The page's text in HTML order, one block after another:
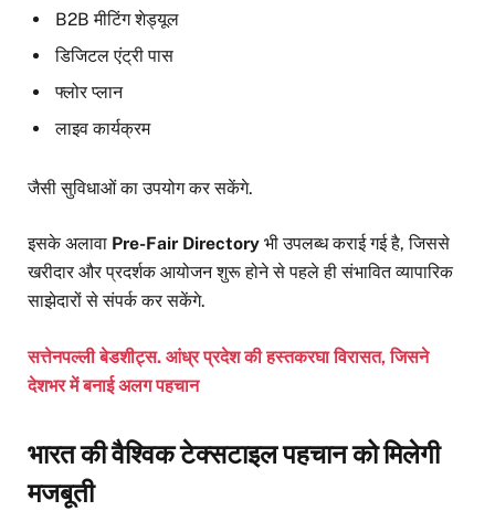
B2B मीटिंग शेड्यूल
डिजिटल एंट्री पास
फ्लोर प्लान
लाइव कार्यक्रम
जैसी सुविधाओं का उपयोग कर सकेंगे.
इसके अलावा Pre-Fair Directory भी उपलब्ध कराई गई है, जिससे
खरीदार और प्रदर्शक आयोजन शुरू होने से पहले ही संभावित व्यापारिक
साझेदारों से संपर्क कर सकेंगे.
सत्तेनपल्ली बेडशीट्स. आंध्र प्रदेश की हस्तकरघा विरासत, जिसने
देशभर में बनाई अलग पहचान
भारत की वैश्विक टेक्सटाइल पहचान को मिलेगी
मजबूती